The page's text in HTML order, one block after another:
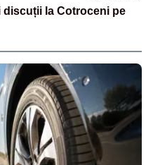
la Cotroceni pe